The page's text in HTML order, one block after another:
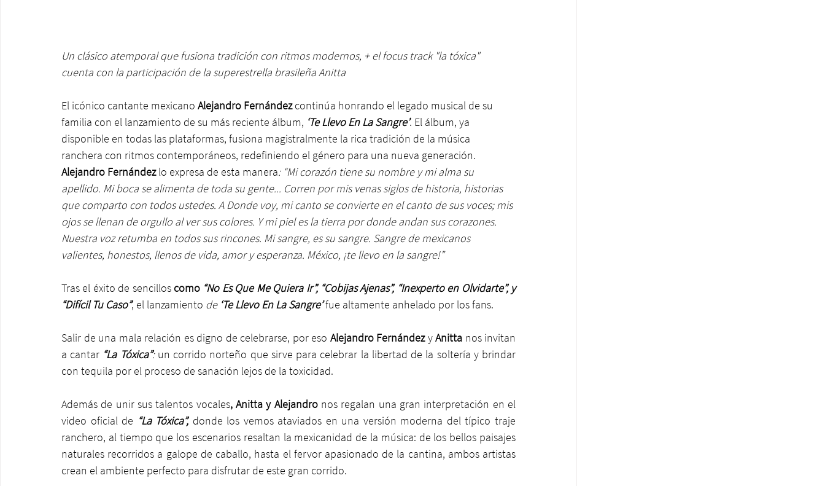
Un clásico atemporal que fusiona tradición con ritmos modernos, + el focus track "la tóxica"
cuenta con la participación de la superestrella brasileña Anitta
El icónico cantante mexicano Alejandro Fernández continúa honrando el legado musical de su
familia con el lanzamiento de su más reciente álbum, ‘Te Llevo En La Sangre’. El álbum, ya
disponible en todas las plataformas, fusiona magistralmente la rica tradición de la música
ranchera con ritmos contemporáneos, redefiniendo el género para una nueva generación.
Alejandro Fernández lo expresa de esta manera: “Mi corazón tiene su nombre y mi alma su
apellido. Mi boca se alimenta de toda su gente... Corren por mis venas siglos de historia, historias
que comparto con todos ustedes. A Donde voy, mi canto se convierte en el canto de sus voces; mis
ojos se llenan de orgullo al ver sus colores. Y mi piel es la tierra por donde andan sus corazones.
Nuestra voz retumba en todos sus rincones. Mi sangre, es su sangre. Sangre de mexicanos
valientes, honestos, llenos de vida, amor y esperanza. México, ¡te llevo en la sangre!”
Tras el éxito de sencillos como “No Es Que Me Quiera Ir”, “Cobijas Ajenas”, “Inexperto en Olvidarte”, y
“Difícil Tu Caso”, el lanzamiento de ‘Te Llevo En La Sangre’ fue altamente anhelado por los fans.
Salir de una mala relación es digno de celebrarse, por eso Alejandro Fernández y Anitta nos invitan
a cantar “La Tóxica”: un corrido norteño que sirve para celebrar la libertad de la soltería y brindar
con tequila por el proceso de sanación lejos de la toxicidad.
Además de unir sus talentos vocales, Anitta y Alejandro nos regalan una gran interpretación en el
video oficial de “La Tóxica”, donde los vemos ataviados en una versión moderna del típico traje
ranchero, al tiempo que los escenarios resaltan la mexicanidad de la música: de los bellos paisajes
naturales recorridos a galope de caballo, hasta el fervor apasionado de la cantina, ambos artistas
crean el ambiente perfecto para disfrutar de este gran corrido.